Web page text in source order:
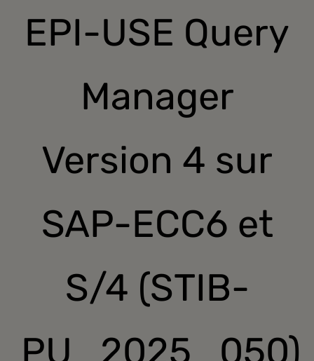
About
EPI-USE Query
Manager
Version 4 sur
SAP-ECC6 et
S/4 (STIB-
PU_2025_050)